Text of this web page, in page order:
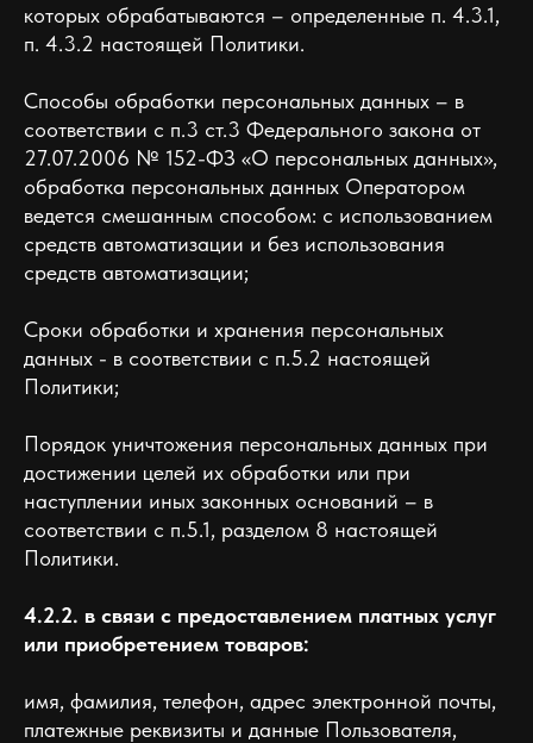
которых обрабатываются – определенные п. 4.3.1,
п. 4.3.2 настоящей Политики.
Способы обработки персональных данных – в
соответствии с п.3 ст.3 Федерального закона от
27.07.2006 № 152-ФЗ «О персональных данных»,
обработка персональных данных Оператором
ведется смешанным способом: с использованием
средств автоматизации и без использования
средств автоматизации;
Сроки обработки и хранения персональных
данных - в соответствии с п.5.2 настоящей
Политики;
Порядок уничтожения персональных данных при
достижении целей их обработки или при
наступлении иных законных оснований – в
соответствии с п.5.1, разделом 8 настоящей
Политики.
4.2.2. в связи с предоставлением платных услуг
или приобретением товаров:
имя, фамилия, телефон, адрес электронной почты,
платежные реквизиты и данные Пользователя,